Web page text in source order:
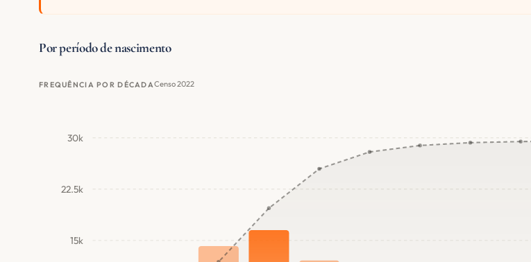
Por período de nascimento
FREQUÊNCIA POR DÉCADACenso 2022
15k
22.5k
30k